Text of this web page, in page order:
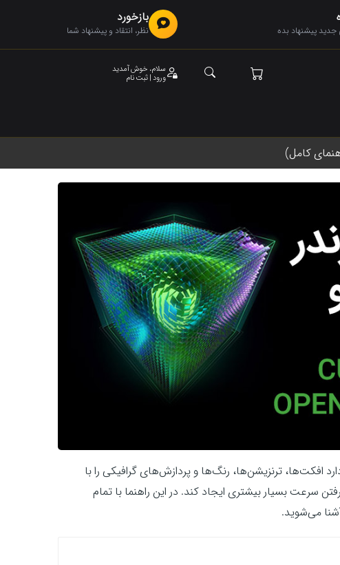
پیشنهاد بده
بازخورد
نظر، انتقاد و پیشنهاد شما
سلام، خوش آمدید
ورود | ثبت نام
افکت‌ها، ترنزیشن‌ها، رنگ‌ها و پردازش‌های گرافیکی را با
سرعت بسیار بیشتری ایجاد کند. در این راهنما با تمام
می‌شوید.